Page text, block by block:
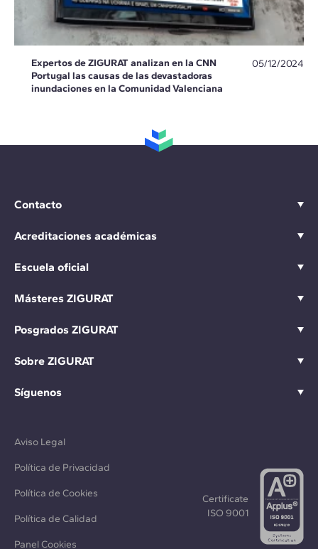
Expertos de ZIGURAT analizan en la CNN
Portugal las causas de las devastadoras
inundaciones en la Comunidad Valenciana
05/12/2024
Contacto
Acreditaciones académicas
Escuela oficial
Másteres ZIGURAT
Posgrados ZIGURAT
Sobre ZIGURAT
Síguenos
Aviso Legal
Política de Privacidad
Política de Cookies
Política de Calidad
Panel Cookies
Certificate
ISO 9001